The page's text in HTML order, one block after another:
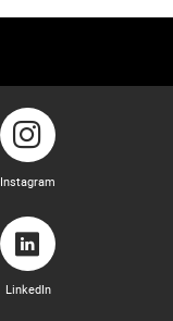
Instagram
LinkedIn